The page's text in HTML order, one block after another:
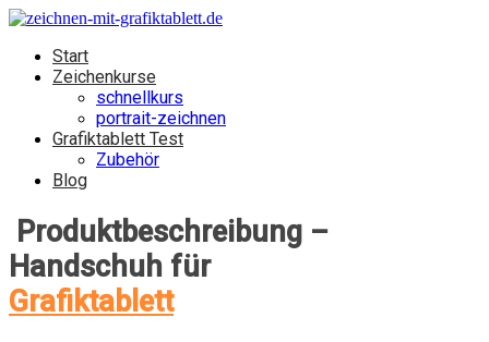
Start
Zeichenkurse
schnellkurs
portrait-zeichnen
Grafiktablett Test
Zubehör
Blog
Produktbeschreibung –
Handschuh für
Grafiktablett